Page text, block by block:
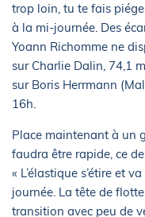
trop loin, tu te fais
à la mi-journée. Des
Yoann Richomme ne
sur Charlie Dalin, 74,1
sur Boris Herrmann
16h.
Place maintenant à un
faudra être rapide, ce
« L’élastique s’étire et
journée. La tête de
transition avec peu de